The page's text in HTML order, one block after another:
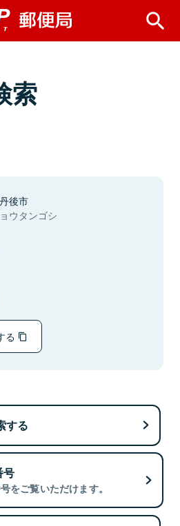
索
後市
ウタンゴシ
る
する
号
をご覧いただけます。